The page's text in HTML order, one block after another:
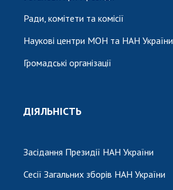
Ради, комітети та комісії
Наукові центри МОН та НАН України
Громадські організації
ДІЯЛЬНІСТЬ
Засідання Президії НАН України
Сесії Загальних зборів НАН України